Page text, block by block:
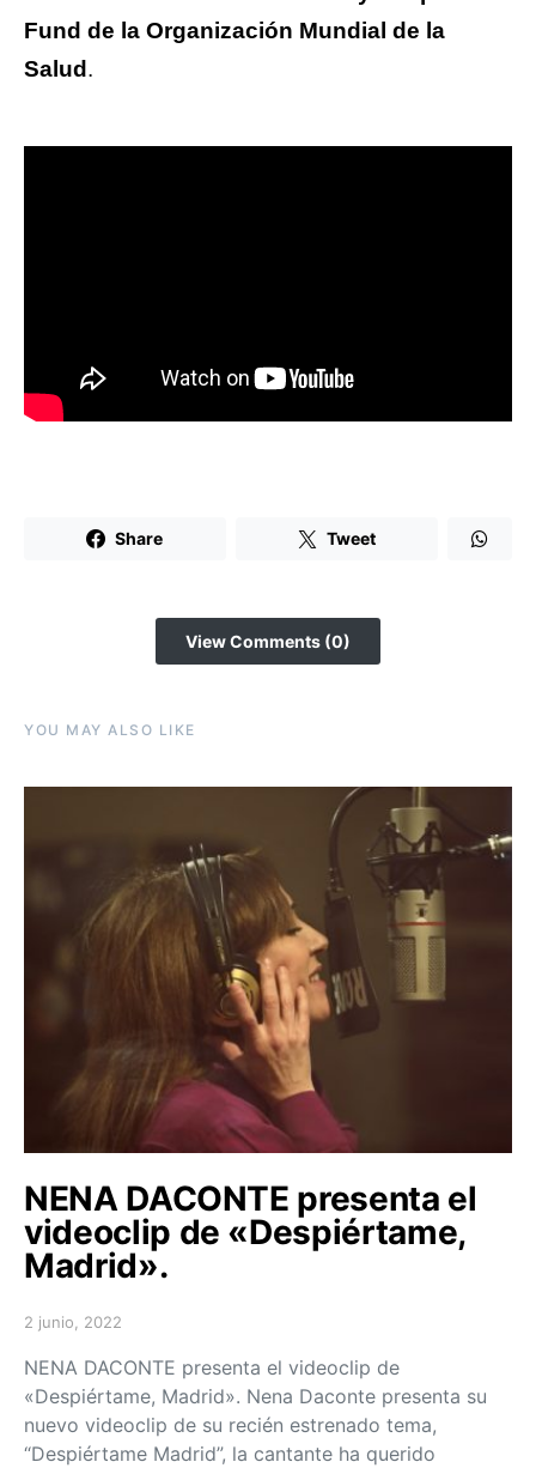
Fund de la Organización Mundial de la
Salud .
Share Tweet
View Comments (0)
YOU MAY ALSO LIKE
NENA DACONTE presenta el
videoclip de «Despiértame,
Madrid».
Posted on
2 junio, 2022
NENA DACONTE presenta el videoclip de
«Despiértame, Madrid». Nena Daconte presenta su
nuevo videoclip de su recién estrenado tema,
“Despiértame Madrid”, la cantante ha querido